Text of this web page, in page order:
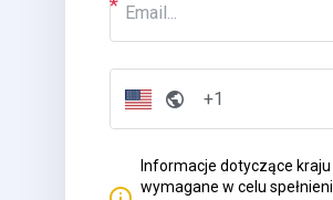
Informacje dotyczące
wymagane w celu